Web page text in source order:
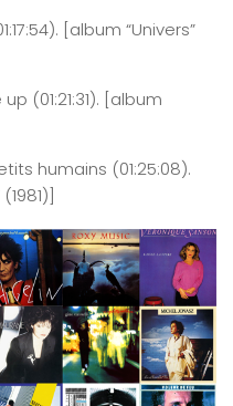
1:17:54). [album “Univers”
up (01:21:31). [album
humains (01:25:08).